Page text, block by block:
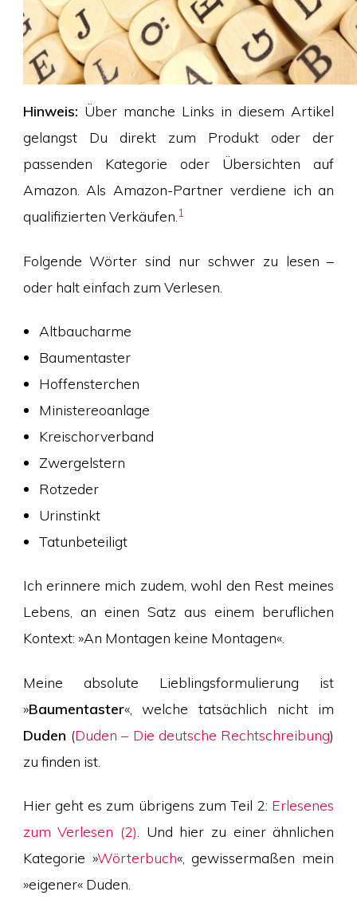
Hinweis: Über manche Links in diesem Artikel
gelangst Du direkt zum Produkt oder der
passenden Kategorie oder Übersichten auf
Amazon. Als Amazon-Partner verdiene ich an
qualifizierten Verkäufen. 1
Folgende Wörter sind nur schwer zu lesen –
oder halt einfach zum Verlesen.
Altbaucharme
Baumentaster
Hoffensterchen
Ministereoanlage
Kreischorverband
Zwergelstern
Rotzeder
Urinstinkt
Tatunbeteiligt
Ich erinnere mich zudem, wohl den Rest meines
Lebens, an einen Satz aus einem beruflichen
Kontext: »An Montagen keine Montagen«.
Meine absolute Lieblingsformulierung ist
»Baumentaster«, welche tatsächlich nicht im
Duden (Duden – Die deutsche Rechtschreibung)
zu finden ist.
Hier geht es zum übrigens zum Teil 2: Erlesenes
zum Verlesen (2) . Und hier zu einer ähnlichen
Kategorie »Wörterbuch«, gewissermaßen mein
»eigener« Duden.